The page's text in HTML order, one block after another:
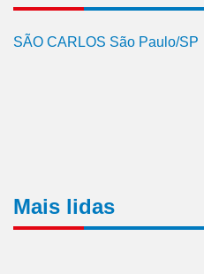
SÃO CARLOS São Paulo/SP
Mais lidas